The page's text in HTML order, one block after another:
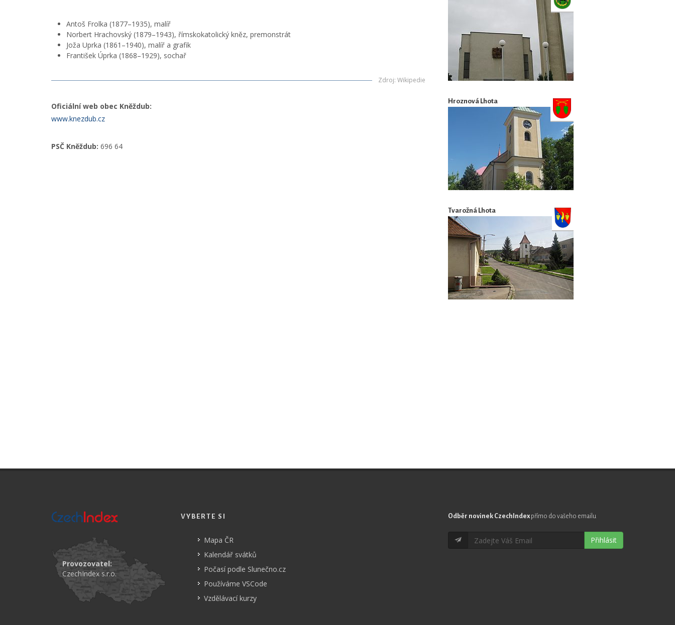
Antoš Frolka (1877–1935), malíř
Norbert Hrachovský (1879–1943), římskokatolický kněz, premonstrát
Joža Uprka (1861–1940), malíř a grafik
František Úprka (1868–1929), sochař
Zdroj: Wikipedie
Oficiální web obec Kněždub:
www.knezdub.cz
PSČ Kněždub: 696 64
Hroznová Lhota
Tvarožná Lhota
Provozovatel:
CzechIndex s.r.o.
VYBERTE SI
Mapa ČR
Kalendář svátků
Počasí podle Slunečno.cz
Používáme VSCode
Vzdělávací kurzy
Odběr novinek CzechIndex přímo do vašeho emailu
Přihlásit